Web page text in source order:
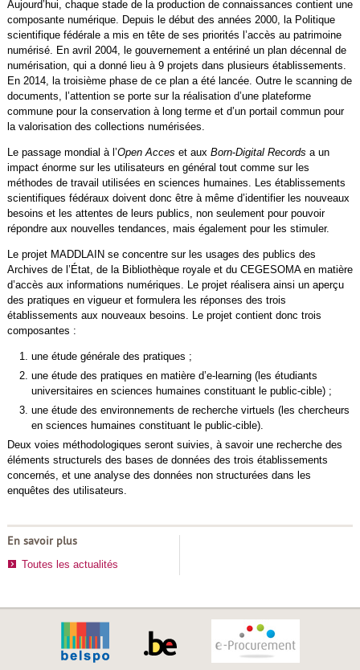
Aujourd’hui, chaque stade de la production de connaissances contient une
composante numérique. Depuis le début des années 2000, la Politique
scientifique fédérale a mis en tête de ses priorités l’accès au patrimoine
numérisé. En avril 2004, le gouvernement a entériné un plan décennal de
numérisation, qui a donné lieu à 9 projets dans plusieurs établissements.
En 2014, la troisième phase de ce plan a été lancée. Outre le scanning de
documents, l’attention se porte sur la réalisation d’une plateforme
commune pour la conservation à long terme et d’un portail commun pour
la valorisation des collections numérisées.
Le passage mondial à l’Open Acces et aux Born-Digital Records a un
impact énorme sur les utilisateurs en général tout comme sur les
méthodes de travail utilisées en sciences humaines. Les établissements
scientifiques fédéraux doivent donc être à même d’identifier les nouveaux
besoins et les attentes de leurs publics, non seulement pour pouvoir
répondre aux nouvelles tendances, mais également pour les stimuler.
Le projet MADDLAIN se concentre sur les usages des publics des
Archives de l’État, de la Bibliothèque royale et du CEGESOMA en matière
d’accès aux informations numériques. Le projet réalisera ainsi un aperçu
des pratiques en vigueur et formulera les réponses des trois
établissements aux nouveaux besoins. Le projet contient donc trois
composantes :
une étude générale des pratiques ;
une étude des pratiques en matière d’e-learning (les étudiants
universitaires en sciences humaines constituant le public-cible) ;
une étude des environnements de recherche virtuels (les chercheurs
en sciences humaines constituant le public-cible).
Deux voies méthodologiques seront suivies, à savoir une recherche des
éléments structurels des bases de données des trois établissements
concernés, et une analyse des données non structurées dans les
enquêtes des utilisateurs.
En savoir plus
Toutes les actualités